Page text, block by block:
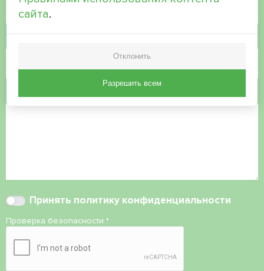
Электронная почта
Комментарий
Принять политику конфиденциальности
Проверка безопасности *
сайта.
Отклонить
Разрешить всем